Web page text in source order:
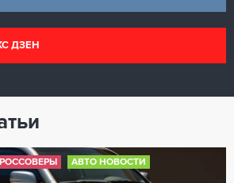
ДЗЕН
АВТО НОВОСТИ